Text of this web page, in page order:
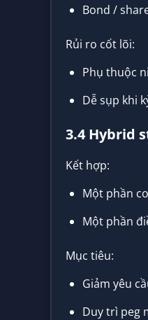
Bond /
Rủi ro cốt lõi:
Phụ thuộc
Dễ sụp khi
3.4 Hybrid
Kết hợp:
Một phần
Một phần
Mục tiêu:
Giảm yêu
Duy trì peg